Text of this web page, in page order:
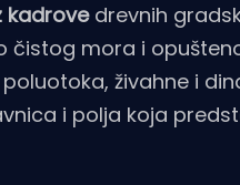
kadrovedrevnih
čistog mora i
živahne i
i polja koja